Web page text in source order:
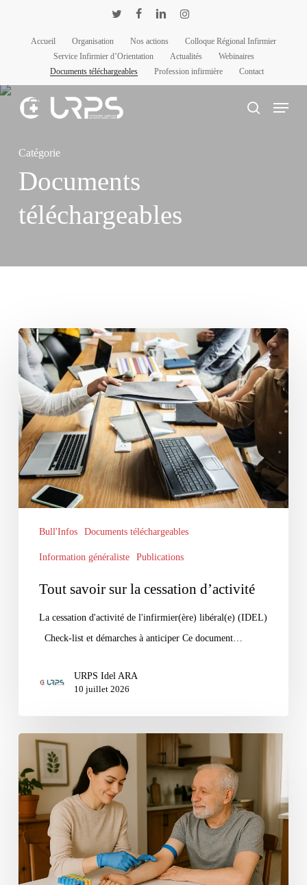
Accueil
Organisation Nos actions
Colloque Régional Infirmier
Service Infirmier d’Orientation
Actualités
Webinaires
Documents téléchargeables
Profession infirmière Contact
rechercher
Menu
Catégorie
Documents
téléchargeables
Tout
savoir
sur
la
cessation
d’activité
Bull'Infos Documents téléchargeables
Information généraliste Publications
Tout savoir sur la cessation d’activité
La cessation d'activité de l'infirmier(ère) libéral(e) (IDEL)
Check-list et démarches à anticiper Ce document…
URPS Idel ARA
10 juillet 2026
Tutoriel
Infirmiers
Stimulation
médullaire
HCL
Panneau de gestion des cookies